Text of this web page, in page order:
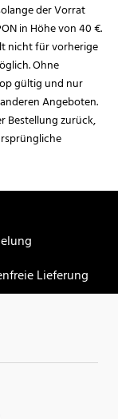
der Vorrat
in Höhe von 40 €.
nicht für vorherige
Ohne
gültig und nur
Angeboten.
Bestellung zurück,
Lieferung